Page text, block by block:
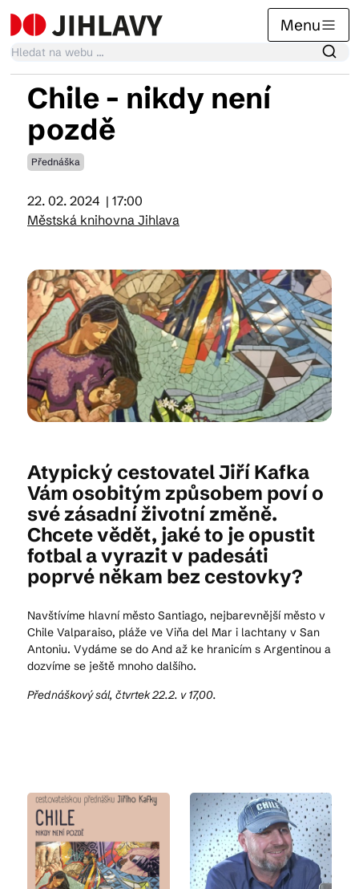
Menu
Kalendář akcí
Tradiční akce
Články
Suvenýry
Praktické info
Kam vyrazit
CS EN DE
© 2026 Brána Jihlavy
Chile - nikdy není
pozdě
Přednáška
22. 02. 2024 | 17:00
Městská knihovna Jihlava
Atypický cestovatel Jiří Kafka
Vám osobitým způsobem poví o
své zásadní životní změně.
Chcete vědět, jaké to je opustit
fotbal a vyrazit v padesáti
poprvé někam bez cestovky?
Navštívíme hlavní město Santiago, nejbarevnější město v
Chile Valparaiso, pláže ve Viňa del Mar i lachtany v San
Antoniu. Vydáme se do And až ke hranicím s Argentinou a
dozvíme se ještě mnoho dalšího.
Přednáškový sál, čtvrtek 22.2. v 17,00.